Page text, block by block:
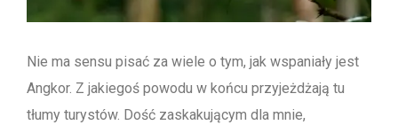
Nie ma sensu pisać za wiele o tym, jak wspaniały jest
Angkor. Z jakiegoś powodu w końcu przyjeżdżają tu
tłumy turystów. Dość zaskakującym dla mnie,